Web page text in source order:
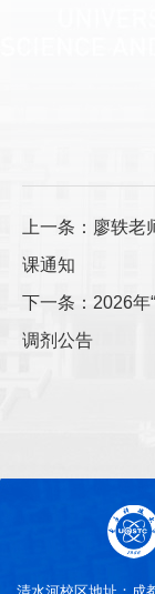
上一条：廖轶
课通知
下一条：2026年
调剂公告